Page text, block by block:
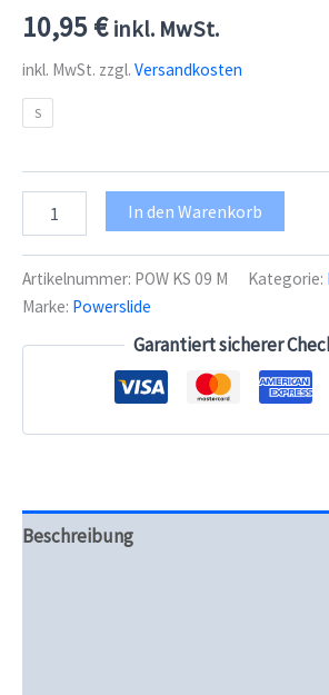
10,95€ inkl. MwSt.
inkl. MwSt. zzgl. Versandkosten
S
Knieschützer
Series
Men
Menge
In den Warenkorb
Artikelnummer: POW KS 09 M Kategorie:
Marke: Powerslide
Garantiert sicherer
Beschreibung